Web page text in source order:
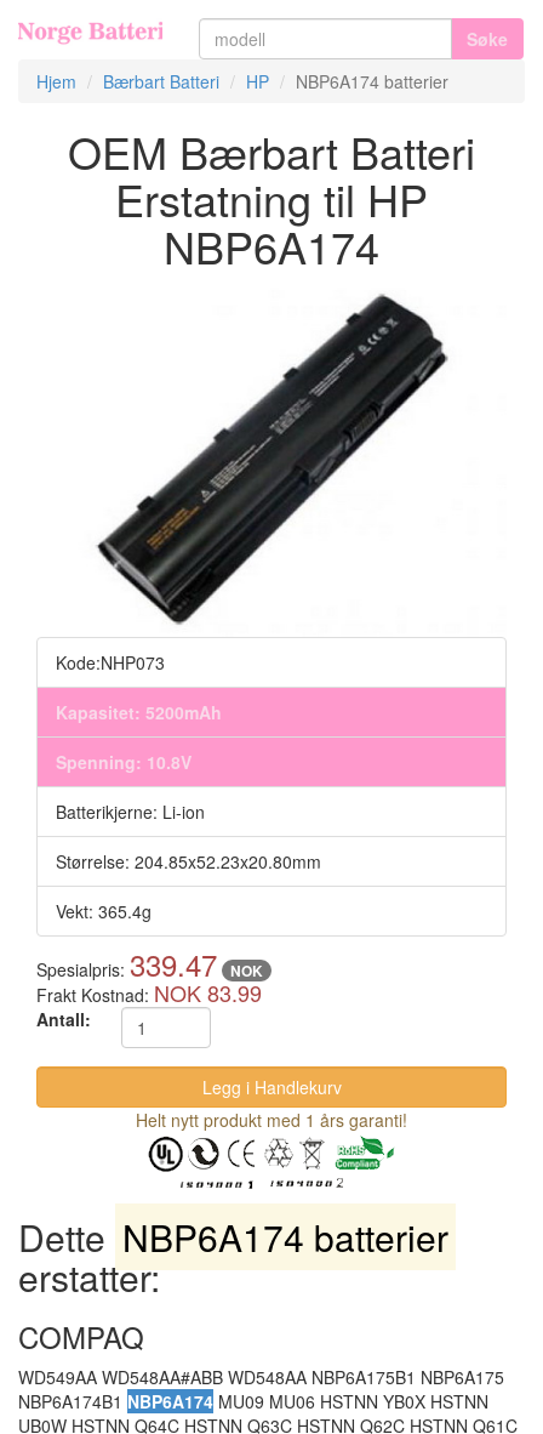
Søke
Hjem
Bærbart Batteri HP NBP6A174 batterier
OEM Bærbart Batteri
Erstatning til HP
NBP6A174
Kode:NHP073
Kapasitet: 5200mAh
Spenning: 10.8V
Batterikjerne: Li-ion
Størrelse: 204.85x52.23x20.80mm
Vekt: 365.4g
Spesialpris: 339.47 NOK
Frakt Kostnad: NOK 83.99
Antall:
Helt nytt produkt med 1 års garanti!
Dette NBP6A174 batterier
erstatter:
COMPAQ
WD549AA WD548AA#ABB WD548AA NBP6A175B1 NBP6A175
NBP6A174B1 NBP6A174 MU09 MU06 HSTNN YB0X HSTNN
UB0W HSTNN Q64C HSTNN Q63C HSTNN Q62C HSTNN Q61C